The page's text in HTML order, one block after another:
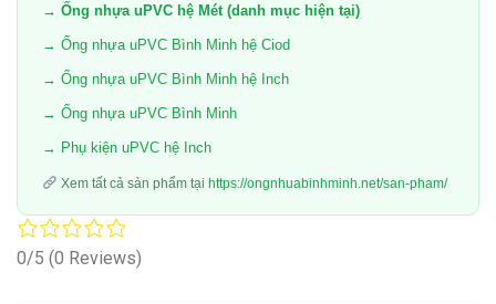
→ Ống nhựa uPVC hệ Mét (danh mục hiện tại)
→ Ống nhựa uPVC Bình Minh hệ Ciod
→ Ống nhựa uPVC Bình Minh hệ Inch
→ Ống nhựa uPVC Bình Minh
→ Phụ kiện uPVC hệ Inch
Xem tất cả sản phẩm tại https://ongnhuabinhminh.net/san-pham/
0/5 (0 Reviews)